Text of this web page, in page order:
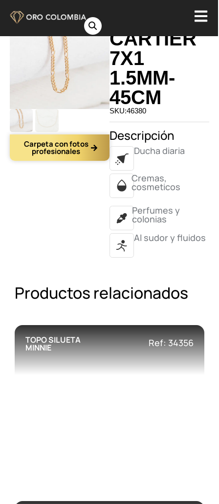
Carpeta con fotos
profesionales
CARTIER
7X1
1.5MM-
45CM
SKU:46380
Descripción
Ducha diaria
Cremas,
cosmeticos
Perfumes y
colonias
Al sudor y fluidos
Productos relacionados
TOPO SILUETA
MINNIE Ref: 34356